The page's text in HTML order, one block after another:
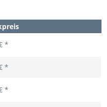
*
*
*